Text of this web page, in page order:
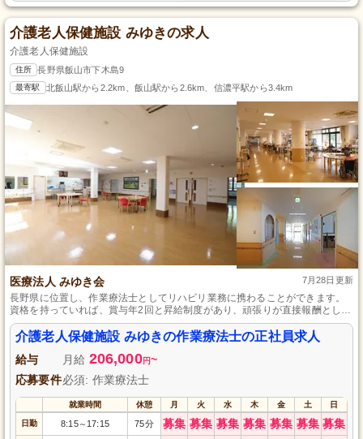
介護老人保健施設 みゆきの求人
介護老人保健施設
住所 長野県飯山市下木島9
最寄駅 北飯山駅から2.2km、飯山駅から2.6km、信濃平駅から3.4km
医療法人 みゆき会 7月28日更新
長野県に位置し、作業療法士としてリハビリ業務に携わることができます。
資格を持っていれば、賞与年2回と昇給制度があり、頑張りが直接報酬として
反映される職場です。社会保険完備、育児休暇や託児所の利用が可能で、通
勤手当や社員寮もあり、安心して働けます。
介護老人保健施設 みゆきの作業療法士の正社員求人
給与 月給 206,000円~
応募要件必須: 作業療法士
就業時間 休憩 月 火 水 木 金 土 日
日勤 8:15～ 17:15 75分 募集 募集 募集 募集 募集 募集 募集